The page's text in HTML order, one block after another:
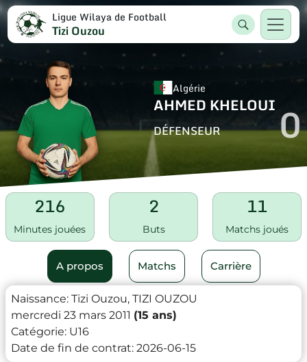
Ligue Wilaya de Football
Tizi Ouzou
Algérie
AHMED KHELOUI
DÉFENSEUR 0
216
Minutes jouées
2
Buts
11
Matchs joués
A propos Matchs Carrière
Naissance: Tizi Ouzou, TIZI OUZOU
mercredi 23 mars 2011 (15 ans)
Catégorie: U16
Date de fin de contrat: 2026-06-15